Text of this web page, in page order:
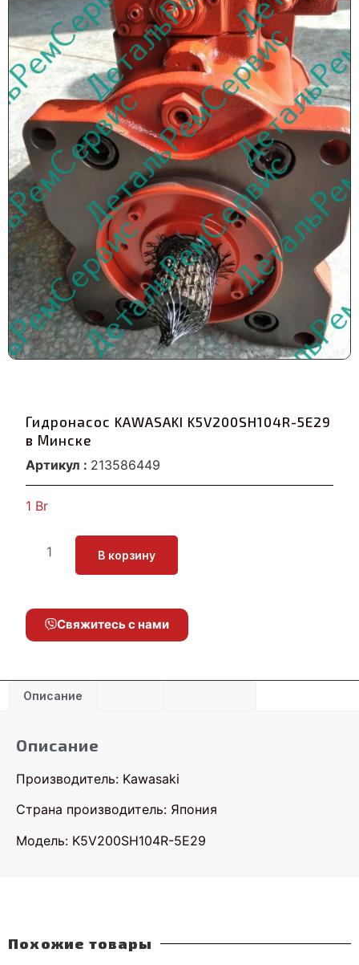
Гидронасос KAWASAKI K5V200SH104R-5E29
в Минске
Артикул : 213586449
1 Br
В корзину
Свяжитесь с нами
Описание
Описание
Производитель: Kawasaki
Страна производитель: Япония
Модель: K5V200SH104R-5E29
Похожие товары